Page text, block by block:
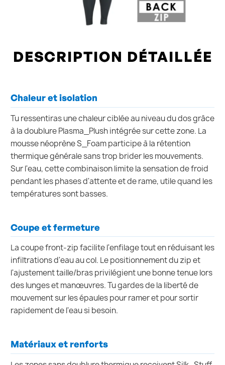
DESCRIPTION DÉTAILLÉE
Chaleur et isolation
Tu ressentiras une chaleur ciblée au niveau du dos grâce
à la doublure Plasma_Plush intégrée sur cette zone. La
mousse néoprène S_Foam participe à la rétention
thermique générale sans trop brider les mouvements.
Sur l'eau, cette combinaison limite la sensation de froid
pendant les phases d'attente et de rame, utile quand les
températures sont basses.
Coupe et fermeture
La coupe front-zip facilite l'enfilage tout en réduisant les
infiltrations d'eau au col. Le positionnement du zip et
l'ajustement taille/bras privilégient une bonne tenue lors
des lunges et manœuvres. Tu gardes de la liberté de
mouvement sur les épaules pour ramer et pour sortir
rapidement de l'eau si besoin.
Matériaux et renforts